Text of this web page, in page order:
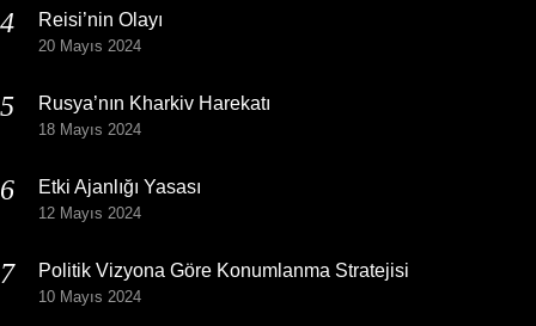
Reisi’nin Olayı
20 Mayıs 2024
Rusya’nın Kharkiv Harekatı
18 Mayıs 2024
Etki Ajanlığı Yasası
12 Mayıs 2024
Politik Vizyona Göre Konumlanma Stratejisi
10 Mayıs 2024